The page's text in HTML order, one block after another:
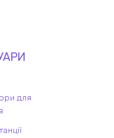
для